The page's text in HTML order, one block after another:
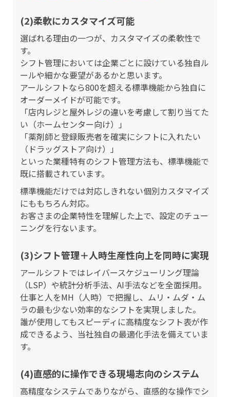
(2)柔軟にカスタマイズ可能
選ばれる理由の一つが、カスタマイズの柔軟性で
す。
シフト管理においては企業ごとに設けている独自ル
ールや細かな要望があるかと思います。
アールシフトなら800を超える標準機能から独自に
オーダーメイドが可能です。
「店内レジと屋外レジの違いを考慮して割り当てた
い（ホームセンター向け）」
「薬剤師と登録販売者を確実にシフトに入れたい
（ドラッグストア向け）」
といった業種特有のシフト管理方法も、標準機能で
既に搭載されています。
標準機能だけでは対応しきれない個別カスタマイズ
にももちろん対応。
お客さまの企業特性を理解した上で、設定のチュー
ニングを行ないます。
(3)シフト管理＋人時生産性向上を同時に実現
アールシフトではレイバースケジューリング理論
（LSP）や統計分析手法、AI手法などを全面採用。
仕事と人をMH（人時）で把握し、ムリ・ムダ・ム
ラの最も少ない効率的なシフトを実現しました。
誰が使用してもスピーディに高精度なシフト表が作
成できるよう、当社独自の最適化手法を備えていま
す。
(4)直感的に操作できる現場志向のシステム
高精度なシステムでありながら、直感的な操作でシ